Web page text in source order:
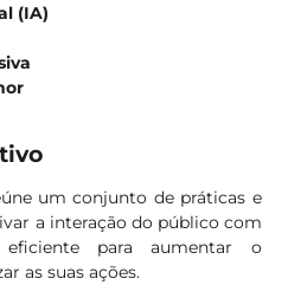
(IA)
um conjunto de práticas e
a interação do público com
para aumentar o
as suas ações.